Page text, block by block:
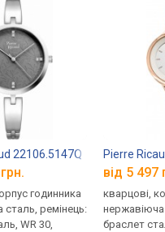
22106.5147Q
годинника
ремінець:
WR 30,
Pierre
від 5 497
кварцові,
нержавіюча
браслет